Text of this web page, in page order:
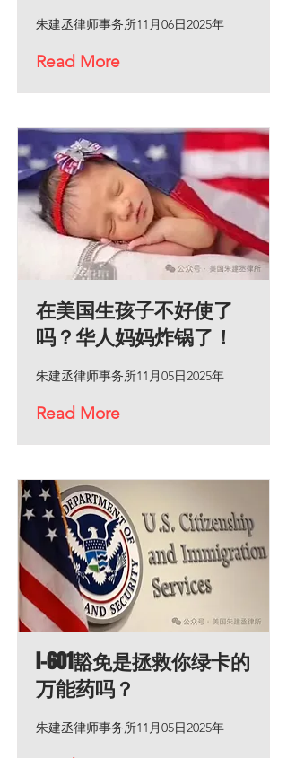
朱建丞律师事务所11月06日2025年
Read More
在美国生孩子不好使了
吗？华人妈妈炸锅了！
朱建丞律师事务所11月05日2025年
Read More
I-601豁免是拯救你绿卡的
万能药吗？
朱建丞律师事务所11月05日2025年